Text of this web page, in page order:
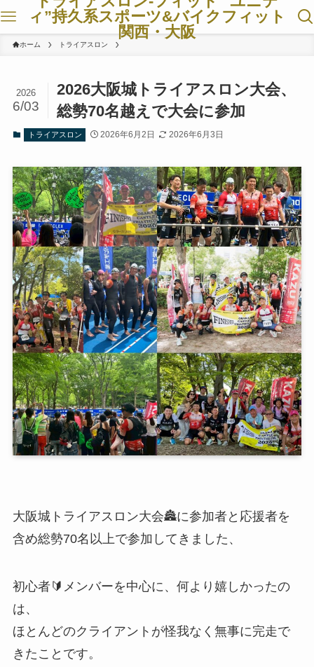
ィ”持久系スポーツ&バイクフィット
関西・大阪
ホーム トライアスロン
2026大阪城トライアスロン大会、
総勢70名越えで大会に参加
2026
6/03
トライアスロン 2026年6月2日 2026年6月3日
大阪城トライアスロン大会🏯に参加者と応援者を
含め総勢70名以上で参加してきました、
初心者🔰メンバーを中心に、何より嬉しかったの
は、
ほとんどのクライアントが怪我なく無事に完走で
きたことです。